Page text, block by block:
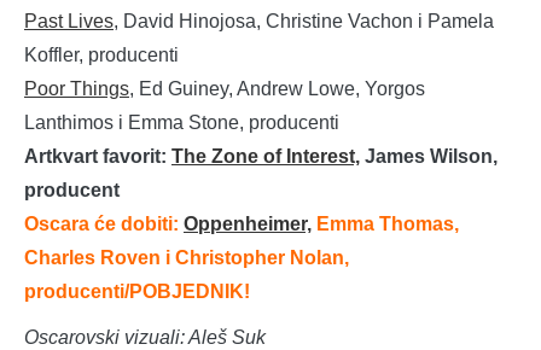
Past Lives, David Hinojosa, Christine Vachon i Pamela
Koffler, producenti
Poor Things, Ed Guiney, Andrew Lowe, Yorgos
Lanthimos i Emma Stone, producenti
Artkvart favorit: The Zone of Interest, James Wilson,
producent
Oscara će dobiti: Oppenheimer, Emma Thomas,
Charles Roven i Christopher Nolan,
producenti/POBJEDNIK!
Oscarovski vizuali: Aleš Suk